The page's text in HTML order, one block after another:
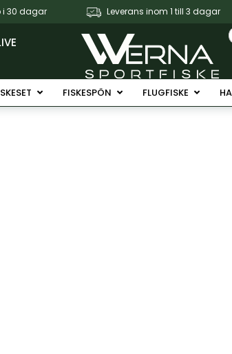
i 30 dagar Leverans inom 1 till 3 dagar
Öppna Fiskeset
FISKESPÖN Öppna Fiskespön
FLUGFISKE Öppna